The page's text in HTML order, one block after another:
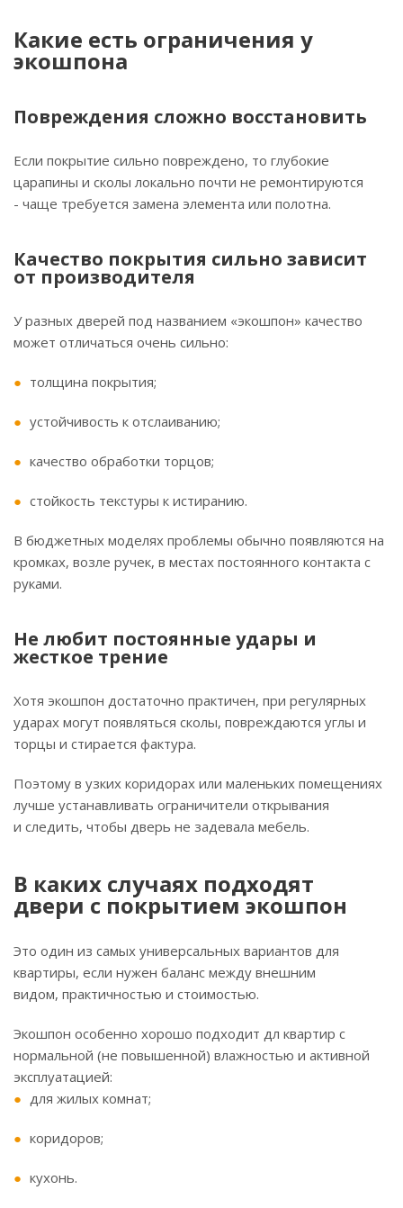
Какие есть ограничения у
экошпона
Повреждения сложно восстановить
Если покрытие сильно повреждено, то глубокие
царапины и сколы локально почти не ремонтируются
- чаще требуется замена элемента или полотна.
Качество покрытия сильно зависит
от производителя
У разных дверей под названием «экошпон» качество
может отличаться очень сильно:
толщина покрытия;
устойчивость к отслаиванию;
качество обработки торцов;
стойкость текстуры к истиранию.
В бюджетных моделях проблемы обычно появляются на
кромках, возле ручек, в местах постоянного контакта с
руками.
Не любит постоянные удары и
жесткое трение
Хотя экошпон достаточно практичен, при регулярных
ударах могут появляться сколы, повреждаются углы и
торцы и стирается фактура.
Поэтому в узких коридорах или маленьких помещениях
лучше устанавливать ограничители открывания
и следить, чтобы дверь не задевала мебель.
В каких случаях подходят
двери с покрытием экошпон
Это один из самых универсальных вариантов для
квартиры, если нужен баланс между внешним
видом, практичностью и стоимостью.
Экошпон особенно хорошо подходит дл квартир с
нормальной (не повышенной) влажностью и активной
эксплуатацией:
для жилых комнат;
коридоров;
кухонь.